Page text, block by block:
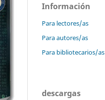
Información
Para lectores/as
Para autores/as
Para bibliotecarios/as
descargas